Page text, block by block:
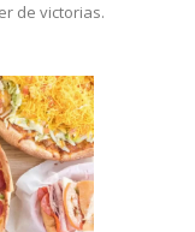
de victorias.